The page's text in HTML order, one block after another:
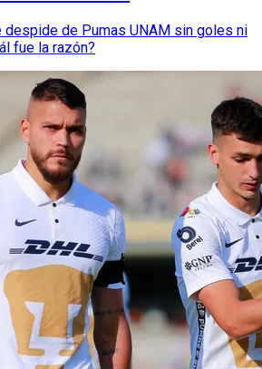
despide de Pumas UNAM sin goles ni
fue la razón?